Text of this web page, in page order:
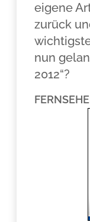
eigene
zurück
nun
2012“?